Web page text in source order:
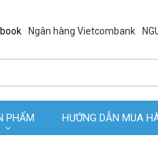
Ngân hàng Vietcombank
PHẨM HƯỚNG DẪN MUA